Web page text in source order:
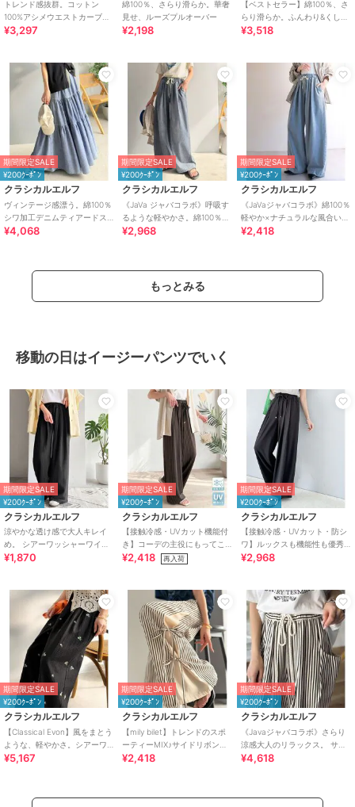
トレンド感抜群。コットン
100%アシメウエストカーブデ
ニムパンツ
¥3,297
綿100％、さらり滑らか。華奢
見せ、ルーズプルオーバー
¥2,198
【ベストセラー】綿100％、さ
らり滑らか。ふんわり&くしゅ
が可愛い大人トップス
¥3,518
期間限定SALE
¥200ｸｰﾎﾟﾝ
クラシカルエルフ
ヴィンテージ感漂う。綿100％
シワ加工デニムティアードス
カート
¥4,068
期間限定SALE
¥200ｸｰﾎﾟﾝ
クラシカルエルフ
《JaVa ジャバコラボ》呼吸す
るような軽やかさ。綿100％シ
ワ加工デニム2タックイージー
¥2,968
期間限定SALE
¥200ｸｰﾎﾟﾝ
クラシカルエルフ
《JaVaジャバコラボ》綿100％
軽やか×ナチュラルな風合い。
ライトオンスデニムイージー
¥2,418
もっとみる
移動の日はイージーパンツでいく
期間限定SALE
¥200ｸｰﾎﾟﾝ
クラシカルエルフ
涼やかな透け感で大人キレイ
め。 シアーワッシャーワイド
イージーパンツ
¥1,870
期間限定SALE
¥200ｸｰﾎﾟﾝ
クラシカルエルフ
【接触冷感・UVカット機能付
き】コーデの主役にもってこ
いの一本！紐付き総柄スリム
¥2,418 再入荷
期間限定SALE
¥200ｸｰﾎﾟﾝ
クラシカルエルフ
【接触冷感・UVカット・防シ
ワ】ルックスも機能性も優秀♪
ギャザーワイドストレートイ
¥2,968
期間限定SALE
¥200ｸｰﾎﾟﾝ
クラシカルエルフ
【Classical Evon】風をまとう
ような、軽やかさ。シアーワ
ッシャー小花柄刺繍イージー
¥5,167
期間限定SALE
¥200ｸｰﾎﾟﾝ
クラシカルエルフ
【mily bilet】トレンドのスポ
ーティーMIX♪サイドリボンタ
イ 切り替えイージーパンツ
¥2,418
期間限定SALE
¥200ｸｰﾎﾟﾝ
クラシカルエルフ
《Javaジャバコラボ》さらり
涼感大人のリラックス。 サッ
カー素材ビックポケットイー
¥4,618